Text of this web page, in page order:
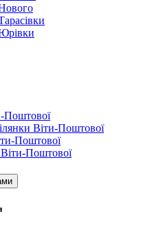
Поштової
Віти-Поштової
Поштової
Поштової